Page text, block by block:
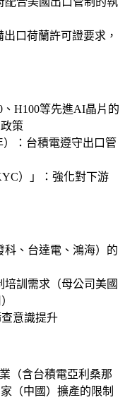
口荷蘭許可證要求，
、H100等先進AI晶片的
策
）：台積電遵守出口管
）」：強化對下游
科、台達電、鴻海）的
訓需求（母公司美國
意識提升
（含台積電亞利桑那
（中國）擴產的限制